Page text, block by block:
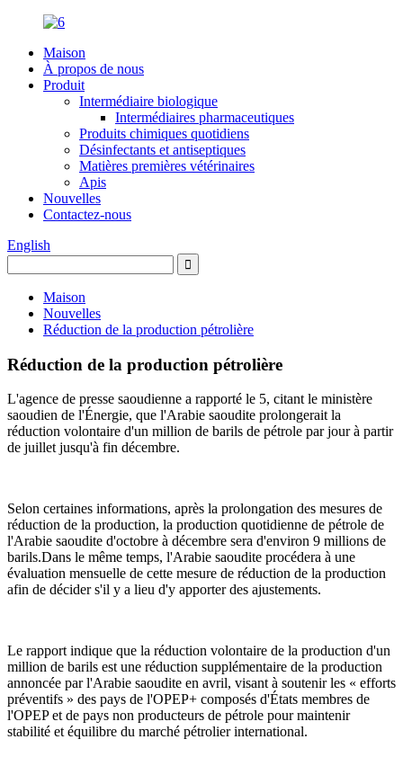
Maison
À propos de nous
Produit
Intermédiaire biologique
Intermédiaires pharmaceutiques
Produits chimiques quotidiens
Désinfectants et antiseptiques
Matières premières vétérinaires
Apis
Nouvelles
Contactez-nous
English
Maison
Nouvelles
Réduction de la production pétrolière
Réduction de la production pétrolière
L'agence de presse saoudienne a rapporté le 5, citant le ministère
saoudien de l'Énergie, que l'Arabie saoudite prolongerait la
réduction volontaire d'un million de barils de pétrole par jour à partir
de juillet jusqu'à fin décembre.
Selon certaines informations, après la prolongation des mesures de
réduction de la production, la production quotidienne de pétrole de
l'Arabie saoudite d'octobre à décembre sera d'environ 9 millions de
barils.Dans le même temps, l'Arabie saoudite procédera à une
évaluation mensuelle de cette mesure de réduction de la production
afin de décider s'il y a lieu d'y apporter des ajustements.
Le rapport indique que la réduction volontaire de la production d'un
million de barils est une réduction supplémentaire de la production
annoncée par l'Arabie saoudite en avril, visant à soutenir les « efforts
préventifs » des pays de l'OPEP+ composés d'États membres de
l'OPEP et de pays non producteurs de pétrole pour maintenir
stabilité et équilibre du marché pétrolier international.